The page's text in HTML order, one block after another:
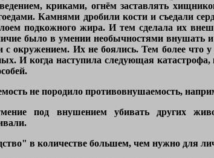
криками, огнём заставлять
Камнями дробили кости и съедали
подкожного жира. И тем сделала их
было в умении необычностями внушать
с окружением. Их не боялись. Тем более что
И когда наступила следующая
не породило противовнушаемость,
под внушением убивать других
в количестве большем, чем нужно для